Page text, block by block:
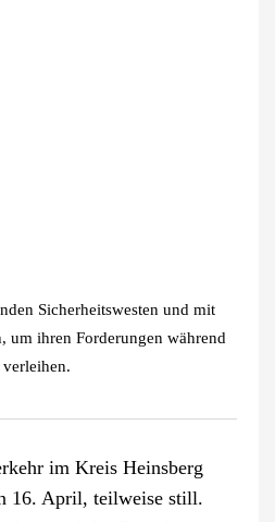
Sicherheitswesten und mit
um ihren Forderungen während
im Kreis Heinsberg
16. April, teilweise still.